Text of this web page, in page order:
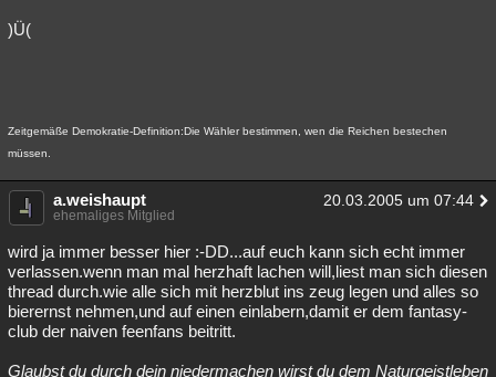
)Ü(
Zeitgemäße Demokratie-Definition:Die Wähler bestimmen, wen die Reichen bestechen
müssen.
a.weishaupt 20.03.2005 um 07:44
ehemaliges Mitglied
wird ja immer besser hier :-DD...auf euch kann sich echt immer
verlassen.wenn man mal herzhaft lachen will,liest man sich diesen
thread durch.wie alle sich mit herzblut ins zeug legen und alles so
bierernst nehmen,und auf einen einlabern,damit er dem fantasy-
club der naiven feenfans beitritt.
Glaubst du durch dein niedermachen wirst du dem Naturgeistleben